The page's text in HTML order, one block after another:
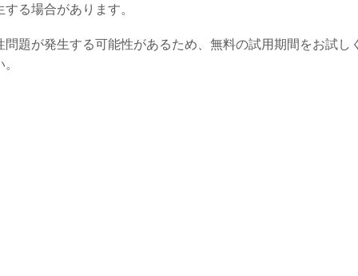
する場合があります。
問題が発生する可能性があるため、無料の試用期間をお試し